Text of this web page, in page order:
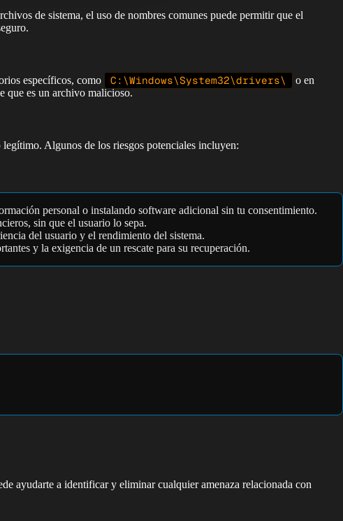
de sistema, el uso de nombres comunes puede permitir que el
específicos, como
C:\Windows\System32\drivers\
o en
que es un archivo malicioso.
Algunos de los riesgos potenciales incluyen:
personal o instalando software adicional sin tu consentimiento.
sin que el usuario lo sepa.
del usuario y el rendimiento del sistema.
y la exigencia de un rescate para su recuperación.
ayudarte a identificar y eliminar cualquier amenaza relacionada con